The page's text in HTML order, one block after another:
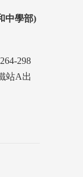
中學部)
298
站A出